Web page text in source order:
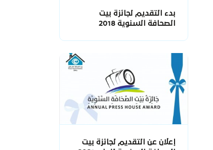
بدء التقديم لجائزة بيت
الصحافة السنوية 2018
إعلان عن التقديم لجائزة بيت